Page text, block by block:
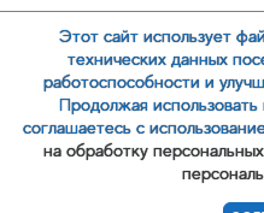
oz@komsis.su - Отдел закупок
ЗАКАЗАТЬ ЗВОНОК
Этот сайт использует
технических данных
работоспособности и
Продолжая
соглашаетесь с
на обработку